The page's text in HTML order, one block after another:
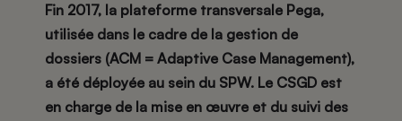
Fin 2017, la plateforme transversale Pega,
utilisée dans le cadre de la gestion de
dossiers (ACM = Adaptive Case Management),
a été déployée au sein du SPW. Le CSGD est
en charge de la mise en œuvre et du suivi des